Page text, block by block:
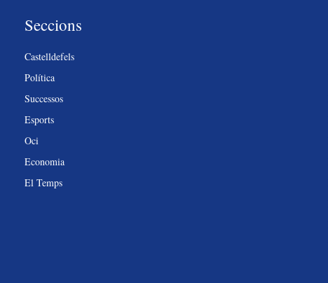
Seccions
Castelldefels
Política
Successos
Esports
Oci
Economia
El Temps